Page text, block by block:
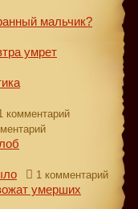
мальчик?
умрет
комментарий
1 комментарий
умерших